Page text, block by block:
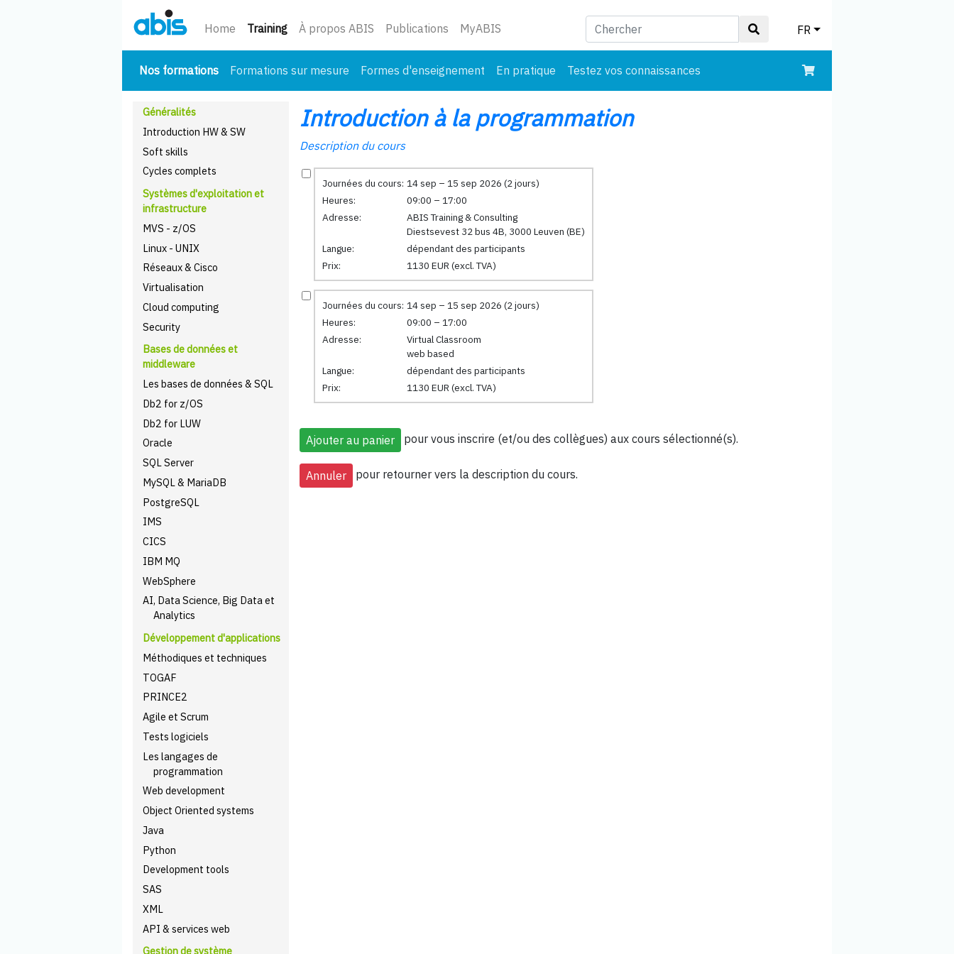
Home Training(courant)
À propos ABIS Publications MyABIS FR
Nos formations(courant)
Formations sur mesure Formes d'enseignement En pratique Testez vos connaissances
Généralités
Introduction HW & SW
Soft skills
Cycles complets
Systèmes d'exploitation et
infrastructure
MVS - z/OS
Linux - UNIX
Réseaux & Cisco
Virtualisation
Cloud computing
Security
Bases de données et
middleware
Les bases de données & SQL
Db2 for z/OS
Db2 for LUW
Oracle
SQL Server
MySQL & MariaDB
PostgreSQL
IMS
CICS
IBM MQ
WebSphere
AI, Data Science, Big Data et
Analytics
Développement d'applications
Méthodiques et techniques
TOGAF
PRINCE2
Agile et Scrum
Tests logiciels
Les langages de
programmation
Web development
Object Oriented systems
Java
Python
Development tools
SAS
XML
API & services web
Gestion de système
Introduction à la programmation
Description du cours
Journées du cours: 14 sep – 15 sep 2026 (2 jours)
Heures:
09:00 – 17:00
Adresse:
ABIS Training & Consulting
Diestsevest 32 bus 4B, 3000 Leuven (BE)
Langue:
dépendant des participants
Prix:
1130 EUR (excl. TVA)
Journées du cours: 14 sep – 15 sep 2026 (2 jours)
Heures:
09:00 – 17:00
Adresse:
Virtual Classroom
web based
Langue:
dépendant des participants
Prix:
1130 EUR (excl. TVA)
pour vous inscrire (et/ou des collègues) aux cours sélectionné(s).
pour retourner vers la description du cours.